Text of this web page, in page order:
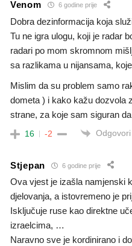
Venom 6 godine prije
Dobra dezinformacija koja
Tu ne igra ulogu, koji je radar
radari po mom skromnom
sa razlikama u nijansama,
Mislim da su problem samo
dometa ) i kako kažu dozvola
strane, za koje sam siguran
16 -2 Odgovori
Stjepan 6 godine prije
Ova vjest je izašla namjenski
djelovanja, a istovremeno je
Isključuje ruse kao direktne
izraelcima, …
Naravno sve je kordinirano i